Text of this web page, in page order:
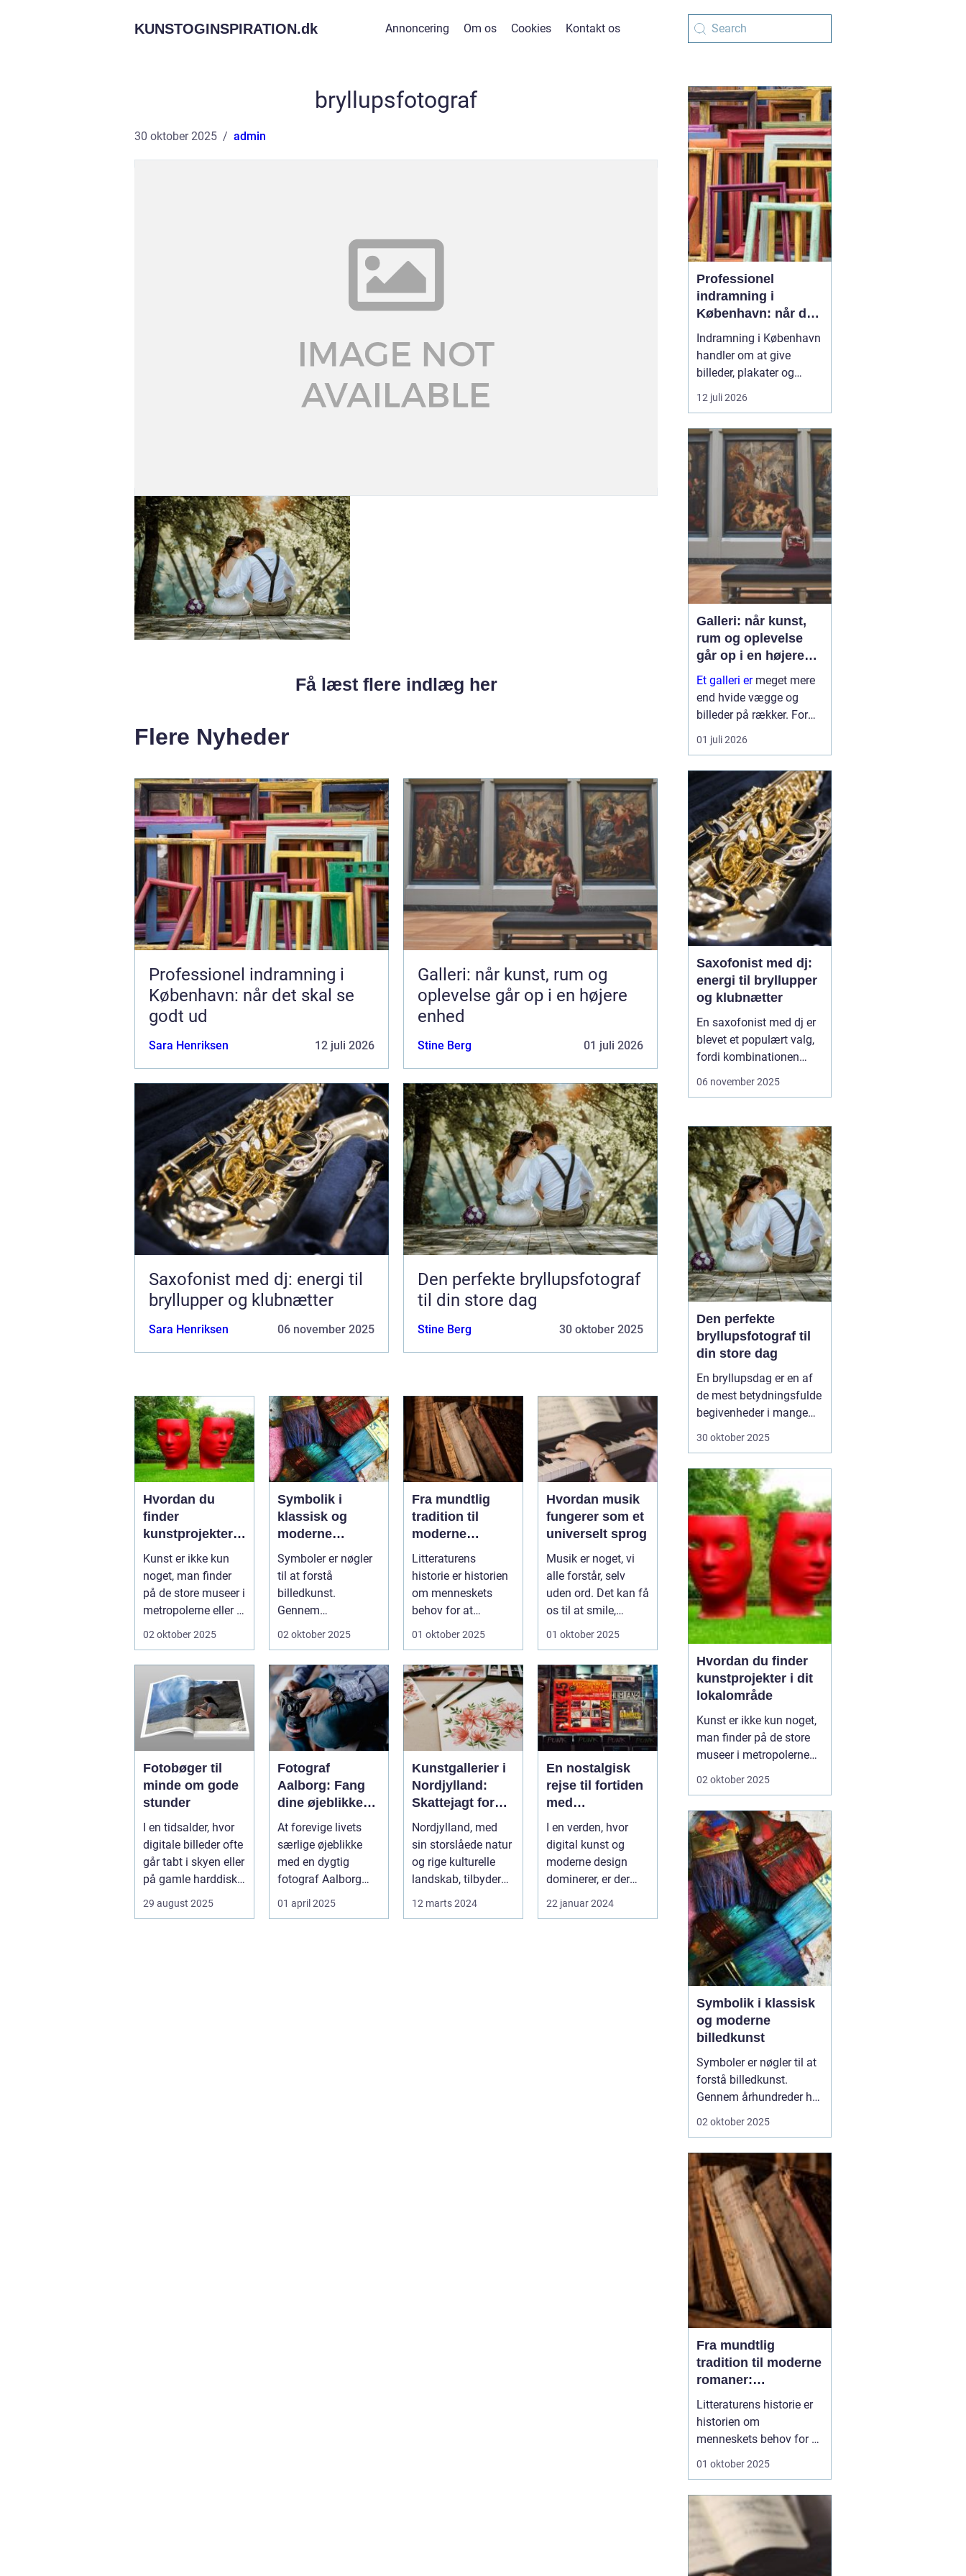
KUNSTOGINSPIRATION.dk Annoncering Om os Cookies Kontakt os
bryllupsfotograf
30 oktober 2025 admin
Få læst flere indlæg her
Flere Nyheder
Professionel indramning i
København: når det skal se
godt ud
Sara Henriksen 12 juli 2026
Galleri: når kunst, rum og
oplevelse går op i en højere
enhed
Stine Berg 01 juli 2026
Saxofonist med dj: energi til
bryllupper og klubnætter
Sara Henriksen 06 november 2025
Den perfekte bryllupsfotograf
til din store dag
Stine Berg 30 oktober 2025
Hvordan du
finder
kunstprojekter i
dit lokalområde
Kunst er ikke kun
noget, man finder
på de store museer i
metropolerne eller i
internationale g...
02 oktober 2025
Symbolik i
klassisk og
moderne
billedkunst
Symboler er nøgler
til at forstå
billedkunst.
Gennem
århundreder har
02 oktober 2025
Fra mundtlig
tradition til
moderne
romaner:
Litteraturens
Litteraturens
historie er historien
om menneskets
behov for at
fortælle. Før der
01 oktober 2025
Hvordan musik
fungerer som et
universelt sprog
Musik er noget, vi
alle forstår, selv
uden ord. Det kan få
os til at smile,
minde os om ...
01 oktober 2025
Fotobøger til
minde om gode
stunder
I en tidsalder, hvor
digitale billeder ofte
går tabt i skyen eller
på gamle harddiske,
29 august 2025
Fotograf
Aalborg: Fang
dine øjeblikke
med en
professionel
fotograf
At forevige livets
særlige øjeblikke
med en dygtig
fotograf Aalborg
kan skabe minder,
01 april 2025
Kunstgallerier i
Nordjylland:
Skattejagt for
kunstentusiaste
Nordjylland, med
sin storslåede natur
og rige kulturelle
landskab, tilbyder
12 marts 2024
En nostalgisk
rejse til fortiden
med
retroplakater
I en verden, hvor
digital kunst og
moderne design
dominerer, er der
noget dybt
fascinerende og
22 januar 2024
Professionel
indramning i
København: når det
skal se godt ud
Indramning i København
handler om at give
billeder, plakater og
personlige minder en
ramme, der både
motivet. Hos mange
københavnere fylder
kunst, fotografier og
plakater meget i
indretningen, og flere...
12 juli 2026
Galleri: når kunst,
rum og oplevelse
går op i en højere
enhed
Et galleri ermeget mere
end hvide vægge og
billeder på rækker. For
mange fungerer galleriet
som et frirum, hvor vi
få et øjebliks pause fra
hverdagen. For
kunstnere er galleriet et
profession...
01 juli 2026
Saxofonist med dj:
energi til bryllupper
og klubnætter
En saxofonist med dj er
blevet et populært valg,
fordi kombinationen
giver både fleksibilitet og
menneskeligt
instrument, der kan
bevæge sig rundt blandt
gæsterne...
06 november 2025
Den perfekte
bryllupsfotograf til
din store dag
En bryllupsdag er en af
de mest betydningsfulde
begivenheder i mange
menneskers liv. Det er en
og uforglemmelige
øjeblikke. Når klokkerne
ringer, og risene flyver, vil
de fleste par gerne sikr...
30 oktober 2025
Hvordan du finder
kunstprojekter i dit
lokalområde
Kunst er ikke kun noget,
man finder på de store
museer i metropolerne
eller i internationale
parker, på biblioteker, i
kulturhuse, på facader
og i små fællessk...
02 oktober 2025
Symbolik i klassisk
og moderne
billedkunst
Symboler er nøgler til at
forstå billedkunst.
Gennem århundreder har
kunstnere brugt tegn,
mening. I klassisk kunst
blev symbolikken ofte
brugt til at formidle
religiø...
02 oktober 2025
Fra mundtlig
tradition til moderne
romaner:
Litteraturens
udvikling
Litteraturens historie er
historien om
menneskets behov for at
fortælle. Før der fandtes
fortællingerne. De blev
fortalt ved ildstedet,
sunget i sange og
videregivet fra
01 oktober 2025